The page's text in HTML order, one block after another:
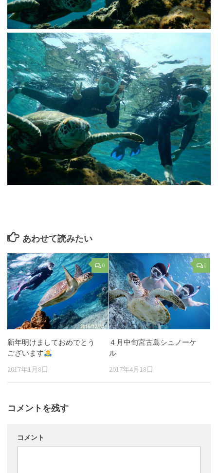
あわせて読みたい
0
新年明けましておめでとう
ございます
2017年1月8日
0
４月中旬宮古島シュノーケ
ル
2017年4月18日
コメントを残す
コメント